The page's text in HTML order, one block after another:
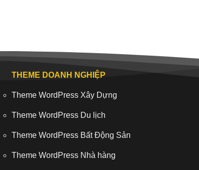
THEME DOANH NGHIỆP
Theme WordPress Xây Dựng
Theme WordPress Du lịch
Theme WordPress Bất Động Sản
Theme WordPress Nhà hàng